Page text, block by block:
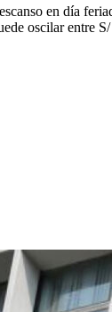
en día
oscilar entre